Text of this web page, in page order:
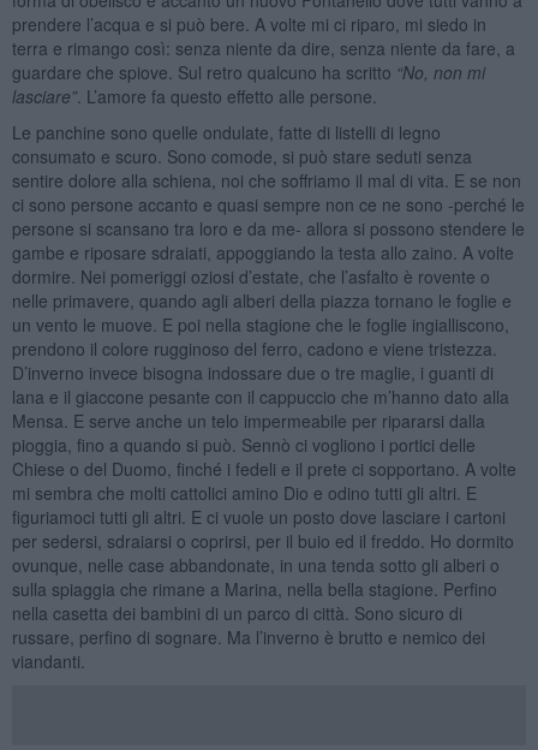
prendere l’acqua e si può bere. A volte mi ci riparo, mi siedo in
terra e rimango così: senza niente da dire, senza niente da fare, a
guardare che spiove. Sul retro qualcuno ha scritto “No, non mi
lasciare”. L’amore fa questo effetto alle persone.
Le panchine sono quelle ondulate, fatte di listelli di legno
consumato e scuro. Sono comode, si può stare seduti senza
sentire dolore alla schiena, noi che soffriamo il mal di vita. E se non
ci sono persone accanto e quasi sempre non ce ne sono -perché le
persone si scansano tra loro e da me- allora si possono stendere le
gambe e riposare sdraiati, appoggiando la testa allo zaino. A volte
dormire. Nei pomeriggi oziosi d’estate, che l’asfalto è rovente o
nelle primavere, quando agli alberi della piazza tornano le foglie e
un vento le muove. E poi nella stagione che le foglie ingialliscono,
prendono il colore rugginoso del ferro, cadono e viene tristezza.
D’inverno invece bisogna indossare due o tre maglie, i guanti di
lana e il giaccone pesante con il cappuccio che m’hanno dato alla
Mensa. E serve anche un telo impermeabile per ripararsi dalla
pioggia, fino a quando si può. Sennò ci vogliono i portici delle
Chiese o del Duomo, finché i fedeli e il prete ci sopportano. A volte
mi sembra che molti cattolici amino Dio e odino tutti gli altri. E
figuriamoci tutti gli altri. E ci vuole un posto dove lasciare i cartoni
per sedersi, sdraiarsi o coprirsi, per il buio ed il freddo. Ho dormito
ovunque, nelle case abbandonate, in una tenda sotto gli alberi o
sulla spiaggia che rimane a Marina, nella bella stagione. Perfino
nella casetta dei bambini di un parco di città. Sono sicuro di
russare, perfino di sognare. Ma l’inverno è brutto e nemico dei
viandanti.